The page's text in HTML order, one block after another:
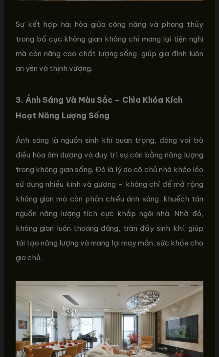
Sự kết hợp hài hòa giữa công năng và phong thủy
trong bố cục không gian không chỉ mang lại tiện nghi
mà còn nâng cao chất lượng sống, giúp gia đình luôn
an yên và thịnh vượng.
3. Ánh Sáng Và Màu Sắc – Chìa Khóa Kích
Hoạt Năng Lượng Sống
Ánh sáng là nguồn sinh khí quan trọng, đóng vai trò
điều hòa âm dương và duy trì sự cân bằng năng lượng
trong không gian sống. Đó là lý do cô chủ nhà khéo léo
sử dụng nhiều kính và gương – không chỉ để mở rộng
không gian mà còn phản chiếu ánh sáng, khuếch tán
nguồn năng lượng tích cực khắp ngôi nhà. Nhờ đó,
không gian luôn thoáng đãng, tràn đầy sinh khí, giúp
tái tạo năng lượng và mang lại may mắn, sức khỏe cho
gia chủ.